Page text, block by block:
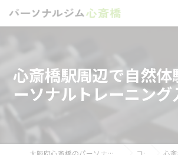
心斎橋駅周辺で自然体
ーソナルトレーニング